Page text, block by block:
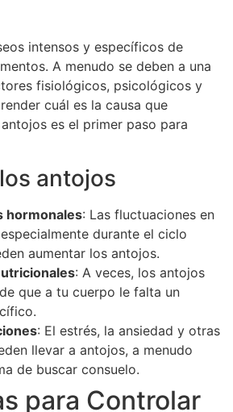
intensos y específicos de
A menudo se deben a una
fisiológicos, psicológicos y
cuál es la causa que
es el primer paso para
antojos
hormonales: Las fluctuaciones en
durante el ciclo
aumentar los antojos.
: A veces, los antojos
que a tu cuerpo le falta un
: El estrés, la ansiedad y otras
llevar a antojos, a menudo
de buscar consuelo.
para Controlar